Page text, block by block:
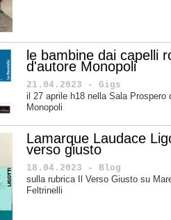
le bambine dai capelli
d'autore Monopoli
21.04.2023 - Gigs
il 27 aprile h18 nella Sala Prospero
Monopoli
Lamarque Laudace
verso giusto
18.04.2023 - Blog
sulla rubrica Il Verso Giusto su
Feltrinelli